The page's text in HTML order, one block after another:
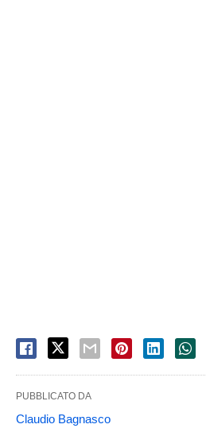
PUBBLICATO DA
Claudio Bagnasco